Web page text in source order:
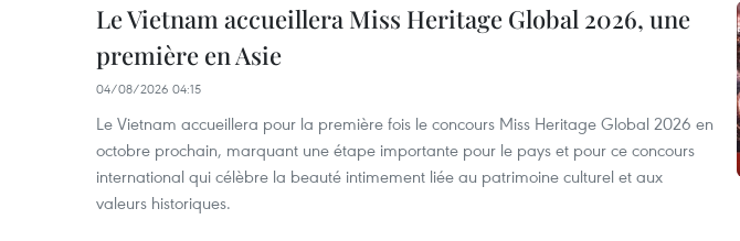
Le Vietnam accueillera Miss Heritage Global 2026, une
première en Asie
04/08/2026 04:15
Le Vietnam accueillera pour la première fois le concours Miss Heritage Global 2026 en
octobre prochain, marquant une étape importante pour le pays et pour ce concours
international qui célèbre la beauté intimement liée au patrimoine culturel et aux
valeurs historiques.